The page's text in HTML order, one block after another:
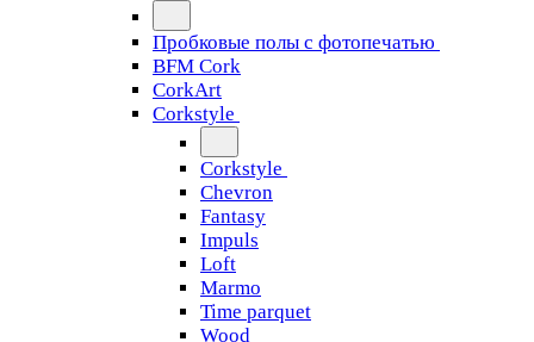
Пробковые полы с фотопечатью
BFM Cork
CorkArt
Corkstyle
Corkstyle
Chevron
Fantasy
Impuls
Loft
Marmo
Time parquet
Wood